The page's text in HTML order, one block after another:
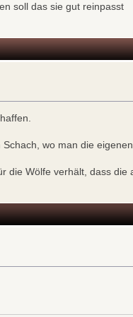
soll das sie gut reinpasst
wo man die
Wölfe verhält, dass die